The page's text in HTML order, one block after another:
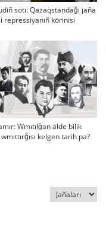
sotı: Qazaqstandağı jaña
repressiyanıñ körinisi
Wmıtılğan älde bilik
kelgen tarih pa?